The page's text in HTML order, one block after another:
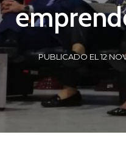
PUBLICADO EL 12